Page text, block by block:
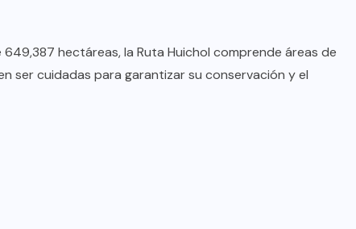
hectáreas, la Ruta Huichol comprende áreas de
ser cuidadas para garantizar su conservación y el